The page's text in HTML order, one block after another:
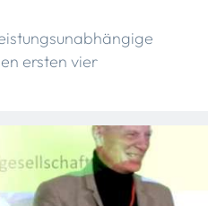
ersten vier